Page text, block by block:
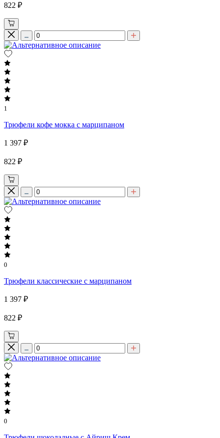
822 ₽
1
Трюфели кофе мокка с марципаном
1 397 ₽
822 ₽
0
Трюфели классические с марципаном
1 397 ₽
822 ₽
0